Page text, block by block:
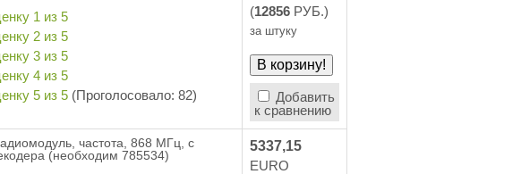
(Проголосовало: 82)
(12856 РУБ.)
за штуку
Добавить
к сравнению
частота, 868 МГц, с
(необходим 785534)
5337,15
EURO